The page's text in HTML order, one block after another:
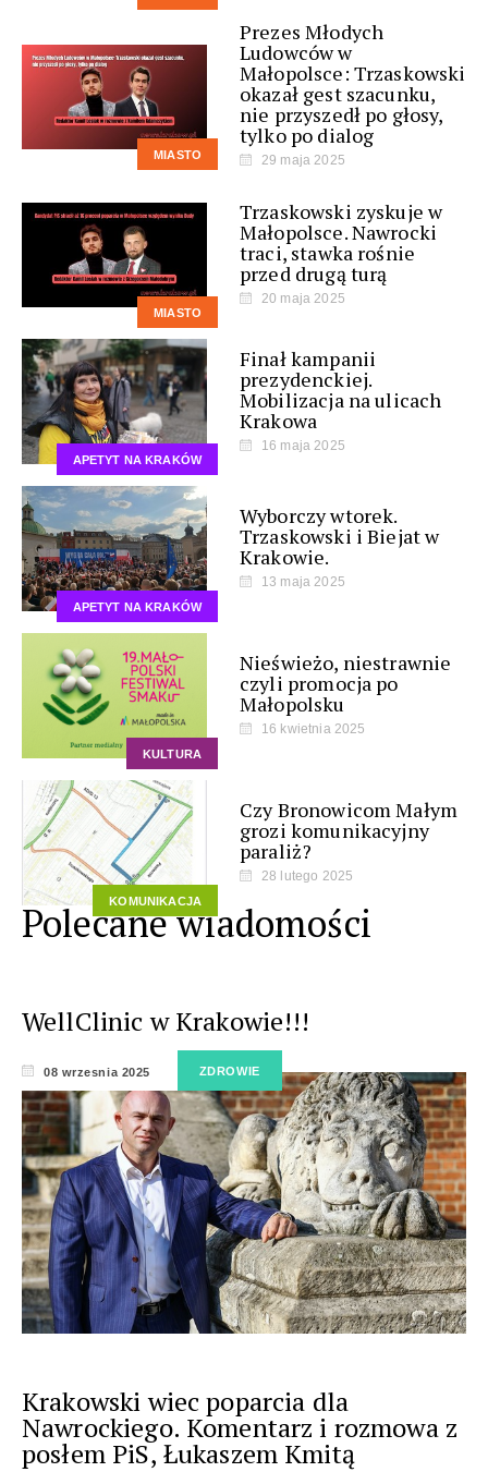
MIASTO
Prezes Młodych
Ludowców w
Małopolsce: Trzaskowski
okazał gest szacunku,
nie przyszedł po głosy,
tylko po dialog
29 maja 2025
MIASTO
Trzaskowski zyskuje w
Małopolsce. Nawrocki
traci, stawka rośnie
przed drugą turą
20 maja 2025
APETYT NA KRAKÓW
Finał kampanii
prezydenckiej.
Mobilizacja na ulicach
Krakowa
16 maja 2025
APETYT NA KRAKÓW
Wyborczy wtorek.
Trzaskowski i Biejat w
Krakowie.
13 maja 2025
KULTURA
Nieświeżo, niestrawnie
czyli promocja po
Małopolsku
16 kwietnia 2025
KOMUNIKACJA
Czy Bronowicom Małym
grozi komunikacyjny
paraliż?
28 lutego 2025
Polecane wiadomości
WellClinic w Krakowie!!!
08 wrzesnia 2025 ZDROWIE
Krakowski wiec poparcia dla
Nawrockiego. Komentarz i rozmowa z
posłem PiS, Łukaszem Kmitą